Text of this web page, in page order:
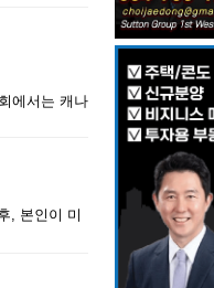
에서는 캐나
, 본인이 미